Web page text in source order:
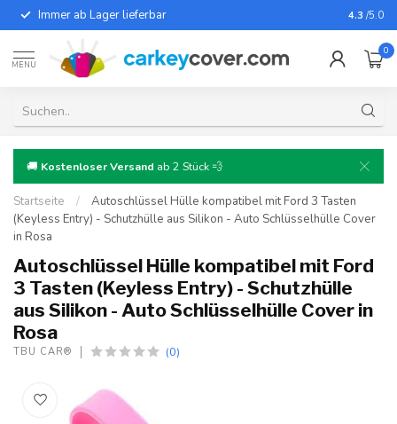
Immer ab Lager lieferbar Für fast
4.3 /5.0
MENU
0
🚚 Kostenloser Versand ab 2 Stück 💨
Startseite /
Autoschlüssel Hülle kompatibel mit Ford 3 Tasten
(Keyless Entry) - Schutzhülle aus Silikon - Auto Schlüsselhülle Cover
in Rosa
Autoschlüssel Hülle kompatibel mit Ford
3 Tasten (Keyless Entry) - Schutzhülle
aus Silikon - Auto Schlüsselhülle Cover in
Rosa
TBU CAR® (0)